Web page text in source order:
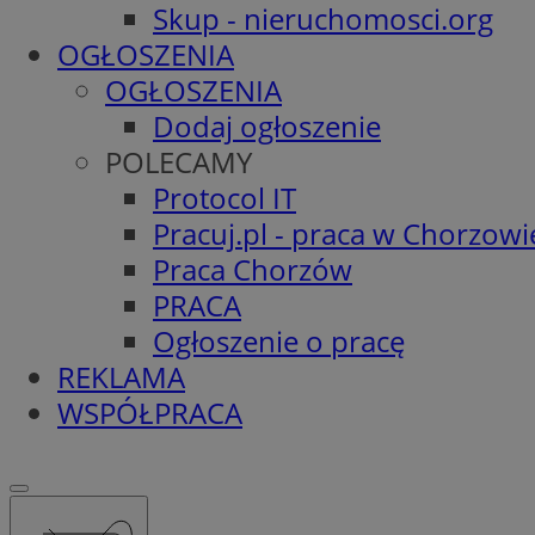
Skup - nieruchomosci.org
OGŁOSZENIA
OGŁOSZENIA
Dodaj ogłoszenie
POLECAMY
Protocol IT
Pracuj.pl - praca w
Praca Chorzów
PRACA
Ogłoszenie o pracę
REKLAMA
WSPÓŁPRACA